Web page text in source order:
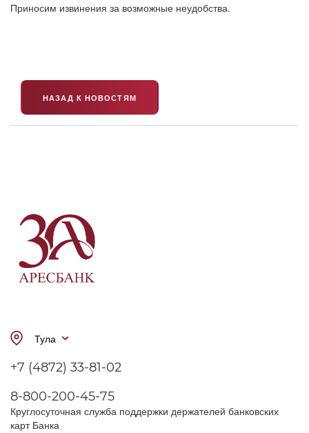
Приносим извинения за возможные неудобства.
НАЗАД К НОВОСТЯМ
Тула
+7 (4872) 33-81-02
8-800-200-45-75
Круглосуточная служба поддержки держателей банковских
карт Банка